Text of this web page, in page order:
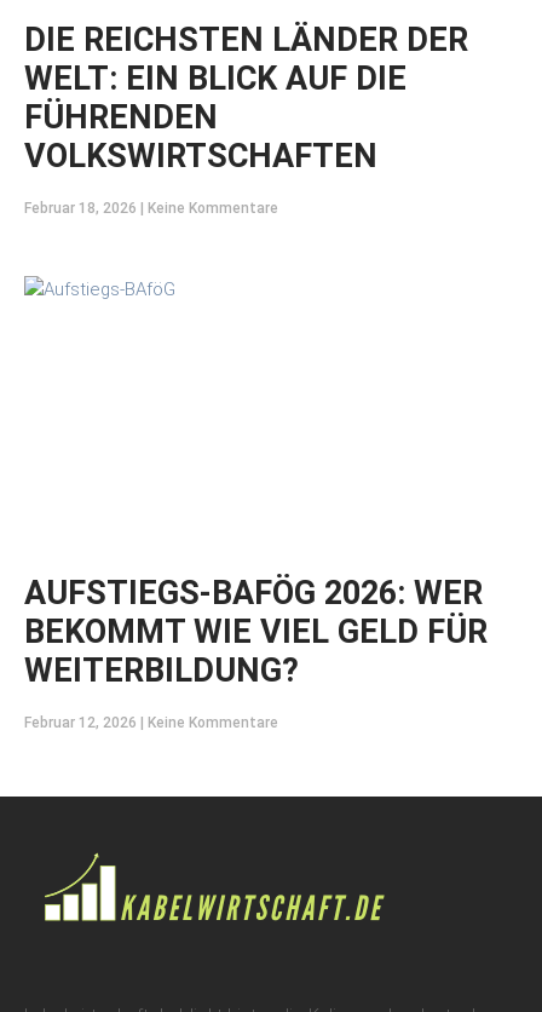
DIE REICHSTEN LÄNDER DER
WELT: EIN BLICK AUF DIE
FÜHRENDEN
VOLKSWIRTSCHAFTEN
Februar 18, 2026 Keine Kommentare
AUFSTIEGS-BAFÖG 2026: WER
BEKOMMT WIE VIEL GELD FÜR
WEITERBILDUNG?
Februar 12, 2026 Keine Kommentare